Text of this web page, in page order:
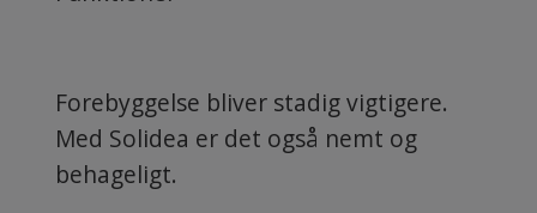
Forebyggelse bliver stadig vigtigere.
Med Solidea er det også nemt og
behageligt.